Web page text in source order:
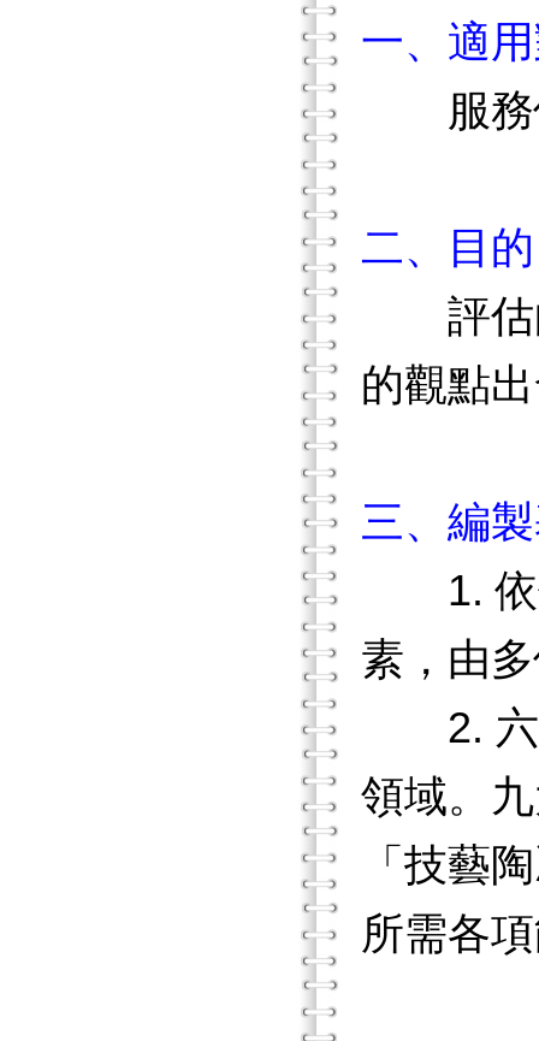
一、適
服務使
二、目的
評估的
的觀點
三、編
1. 依個
素，由
2. 六大
領域。
「技藝
所需各